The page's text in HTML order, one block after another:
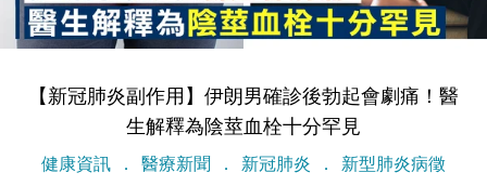
【新冠肺炎副作用】伊朗男確診後勃起會劇痛！醫
生解釋為陰莖血栓十分罕見
健康資訊 醫療新聞 新冠肺炎 新型肺炎病徵